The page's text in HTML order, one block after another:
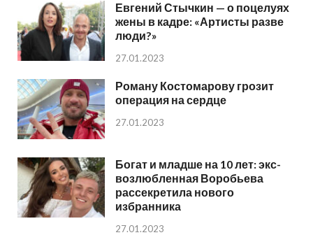
Евгений Стычкин — о поцелуях
жены в кадре: «Артисты разве
люди?»
27.01.2023
Роману Костомарову грозит
операция на сердце
27.01.2023
Богат и младше на 10 лет: экс-
возлюбленная Воробьева
рассекретила нового
избранника
27.01.2023